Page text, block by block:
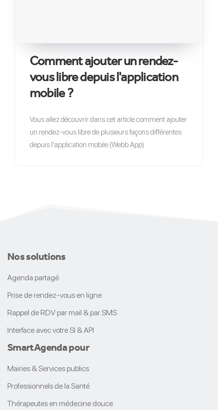
Comment ajouter un rendez-
vous libre depuis l'application
mobile ?
Vous allez découvrir dans cet article comment ajouter
un rendez-vous libre de plusieurs façons différentes
depuis l'application mobile (Webb App).
Nos solutions
Agenda partagé
Prise de rendez-vous en ligne
Rappel de RDV par mail & par SMS
Interface avec votre SI & API
SmartAgendapour
Mairies & Services publics
Professionnels de la Santé
Thérapeutes en médecine douce